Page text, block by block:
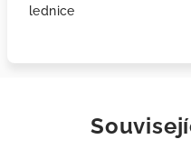
lednice